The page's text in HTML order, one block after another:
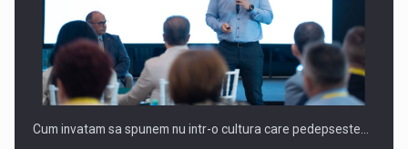
Webinar - Business Evolution-RETHINK STRATEGY-Finantare
Investitii Digitalizare
Cum invatam sa spunem nu intr-o cultura care pedepseste…